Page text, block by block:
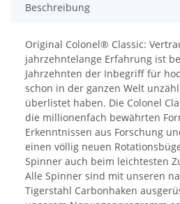
Beschreibung
Original Colonel® Classic:
jahrzehntelange Erfahrung ist
Jahrzehnten der Inbegriff für
schon in der ganzen Welt
überlistet haben. Die Colonel
die millionenfach bewährten
Erkenntnissen aus Forschung
einen völlig neuen
Spinner auch beim leichtesten
Alle Spinner sind mit unseren
Tigerstahl Carbonhaken